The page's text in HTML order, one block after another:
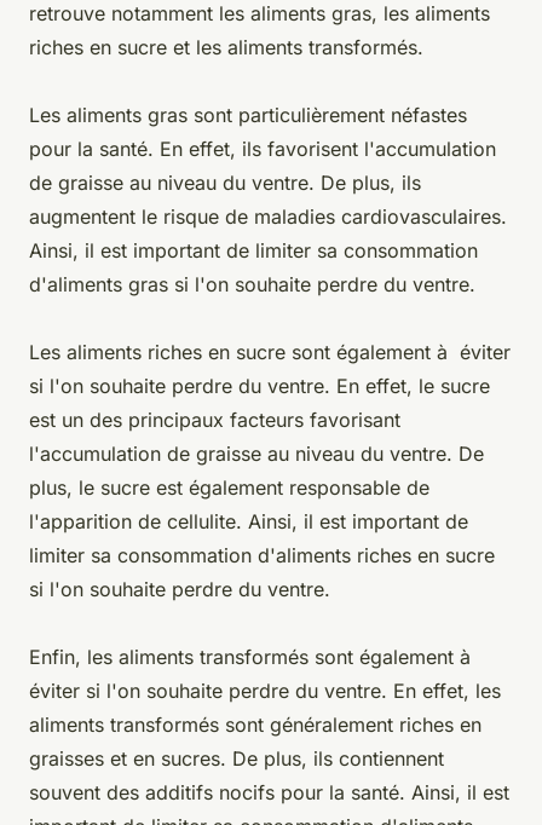
retrouve notamment les aliments gras, les aliments
riches en sucre et les aliments transformés.
Les aliments gras sont particulièrement néfastes
pour la santé. En effet, ils favorisent l'accumulation
de graisse au niveau du ventre. De plus, ils
augmentent le risque de maladies cardiovasculaires.
Ainsi, il est important de limiter sa consommation
d'aliments gras si l'on souhaite perdre du ventre.
Les aliments riches en sucre sont également à éviter
si l'on souhaite perdre du ventre. En effet, le sucre
est un des principaux facteurs favorisant
l'accumulation de graisse au niveau du ventre. De
plus, le sucre est également responsable de
l'apparition de cellulite. Ainsi, il est important de
limiter sa consommation d'aliments riches en sucre
si l'on souhaite perdre du ventre.
Enfin, les aliments transformés sont également à
éviter si l'on souhaite perdre du ventre. En effet, les
aliments transformés sont généralement riches en
graisses et en sucres. De plus, ils contiennent
souvent des additifs nocifs pour la santé. Ainsi, il est